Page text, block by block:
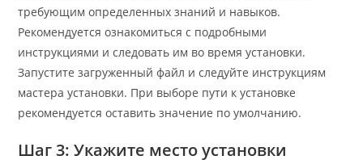
требующим определенных знаний и навыков.
Рекомендуется ознакомиться с подробными
инструкциями и следовать им во время установки.
Запустите загруженный файл и следуйте инструкциям
мастера установки. При выборе пути к установке
рекомендуется оставить значение по умолчанию.
Шаг 3: Укажите место установки